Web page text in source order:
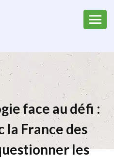
face au défi :
la France des
les